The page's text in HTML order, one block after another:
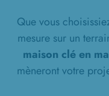
Que vous
mesure sur un
maison clé en
mèneront votre